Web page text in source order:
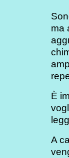
ma
È
A